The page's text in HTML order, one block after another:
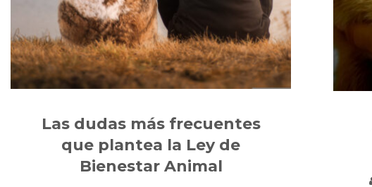
Las dudas más frecuentes
que plantea la Ley de
Bienestar Animal